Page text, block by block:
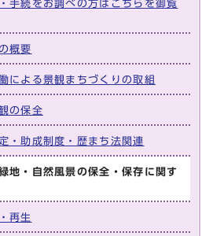
手続をお調べの方はこちらを御覧
概要
による景観まちづくりの取組
の保全
・助成制度・歴まち法関連
地・自然風景の保全・保存に関す
再生